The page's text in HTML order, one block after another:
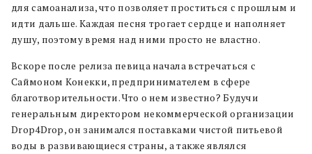
для самоанализа, что позволяет проститься с прошлым и
идти дальше. Каждая песня трогает сердце и наполняет
душу, поэтому время над ними просто не властно.
Вскоре после релиза певица начала встречаться с
Саймоном Конекки, предпринимателем в сфере
благотворительности. Что о нем известно? Будучи
генеральным директором некоммерческой организации
Drop4Drop, он занимался поставками чистой питьевой
воды в развивающиеся страны, а также являлся